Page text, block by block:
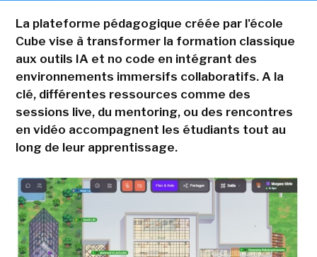
La plateforme pédagogique créée par l'école
Cube vise à transformer la formation classique
aux outils IA et no code en intégrant des
environnements immersifs collaboratifs. A la
clé, différentes ressources comme des
sessions live, du mentoring, ou des rencontres
en vidéo accompagnent les étudiants tout au
long de leur apprentissage.